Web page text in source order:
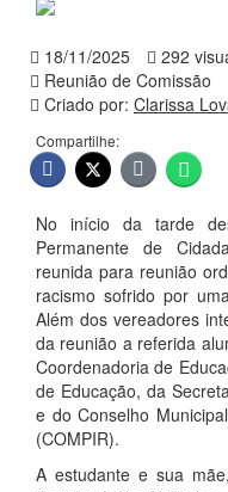
18/11/2025
292
Reunião de Comissão
Criado por: Clarissa
Compartilhe:
No início da tarde
Permanente de
reunida para reunião
racismo sofrido por
Além dos vereadores
da reunião a referida
Coordenadoria de
de Educação, da
e do Conselho
(COMPIR).
A estudante e sua